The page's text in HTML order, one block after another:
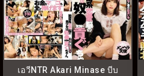
เอวีNTR Akari Minase บีบ